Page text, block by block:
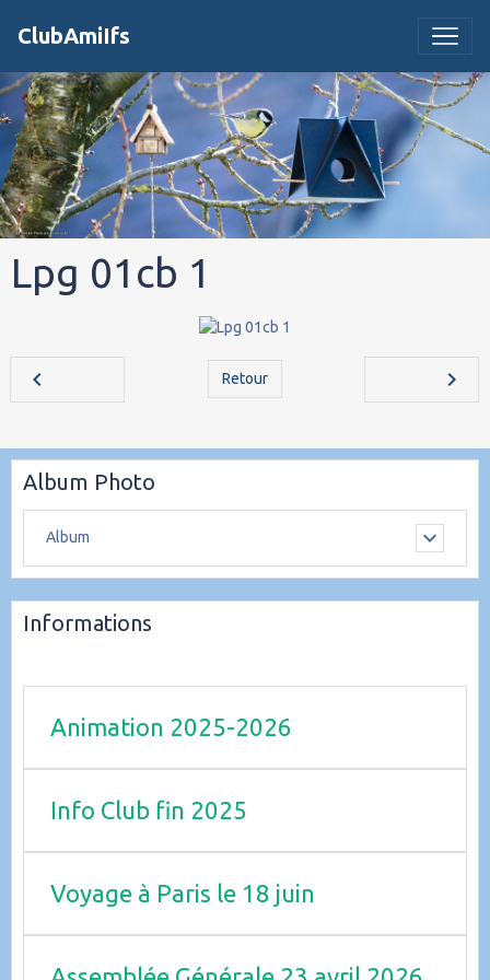
ClubAmiIfs
Lpg 01cb 1
Retour
Album Photo
Album
Informations
Animation 2025-2026
Info Club fin 2025
Voyage à Paris le 18 juin